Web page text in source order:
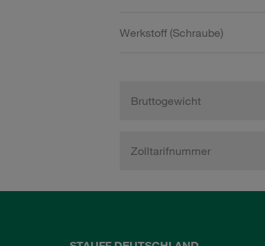
Werkstoff (Schraube)
Bruttogewicht
Zolltarifnummer